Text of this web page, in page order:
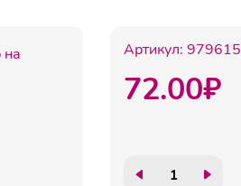
Артикул: 979615
72.00₽